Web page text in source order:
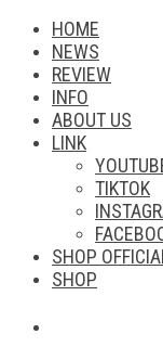
HOME
NEWS
REVIEW
INFO
ABOUT US
LINK
TIKTOK
SHOP
SHOP